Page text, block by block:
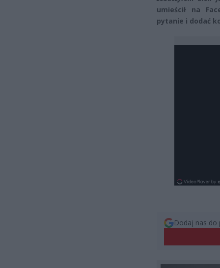
umieścił na
pytanie i dodać
Dodaj nas do